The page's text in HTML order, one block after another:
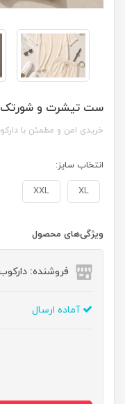
ست تیشرت و شورتک مدل
خریدی امن و مطمئن با
انتخاب سایز:
XL
XXL
ویژگی‌های محصول
فروشنده:
آماده ارسال